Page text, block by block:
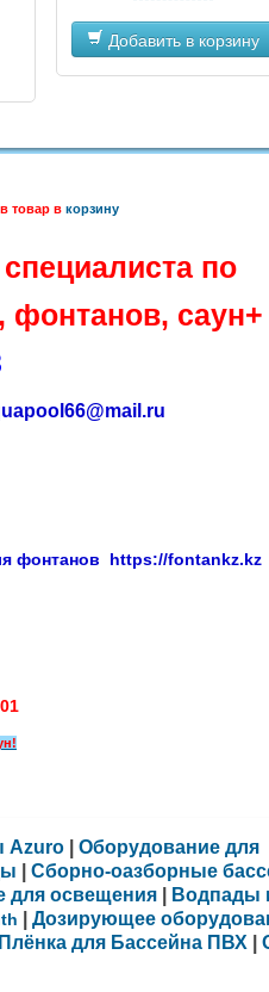
Добавить в корзину
товар в корзину
по
фонтанов, саун+
6@mail.ru
фонтанов https://fontankz.kz
Azuro| Оборудование для
|Сборно-оазборные
для освещения|
Водпады
|Дозирующее
Плёнка для Бассейна ПВХ |